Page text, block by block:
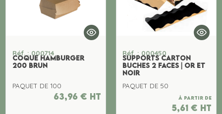
Réf. : 000714
COQUE HAMBURGER
200 BRUN
PAQUET DE 100
63,96 € ht
Réf. : 000450
SUPPORTS CARTON
BUCHES 2 FACES | OR ET
NOIR
PAQUET DE 50
À partir de
5,61 € ht